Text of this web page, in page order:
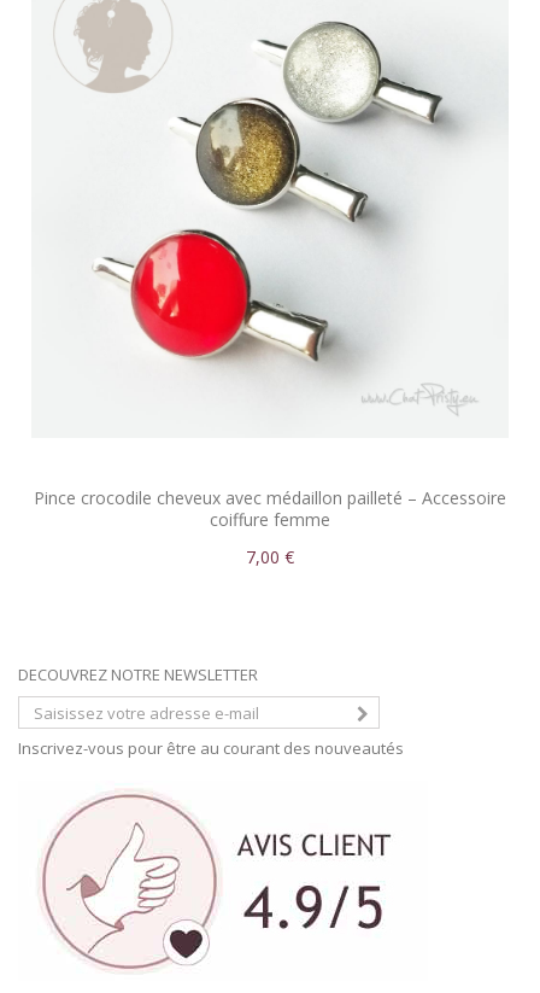
Pince crocodile cheveux avec médaillon pailleté – Accessoire
coiffure femme
7,00 €
DECOUVREZ NOTRE NEWSLETTER
Inscrivez-vous pour être au courant des nouveautés